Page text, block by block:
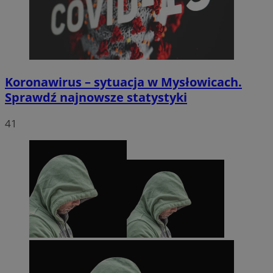
Koronawirus – sytuacja w Mysłowicach.
Sprawdź najnowsze statystyki
41
suid
Simplifi Holdings
Inc.
.simpli.fi
INGRESSCOOKIE
NGINX Inc.
Policy